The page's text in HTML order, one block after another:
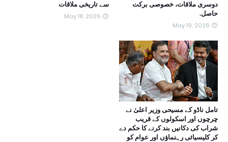
دوسری ملاقات، خصوصی برکت
حاصل.
May 19, 2026
سے تاریخی ملاقات
May 18, 2026
تامل ناڈو کے مسیحی وزیر اعلیٰ نے
چرچوں اور اسکولوں کے قریب
شراب کی دکانیں بند کرنے کا حکم دے
کر کلیسیائی رہنماؤں اور عوام کو